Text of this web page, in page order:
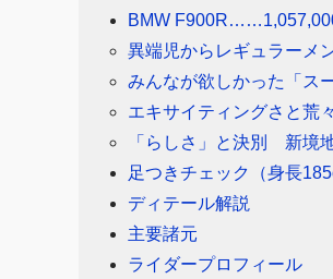
BMW
異端児からレギュラーメ
みんなが欲しかった「ス
エキサイティングさと荒
「らしさ」と決別 新境
足つきチェック（身長
ディテール解説
主要諸元
ライダープロフィール